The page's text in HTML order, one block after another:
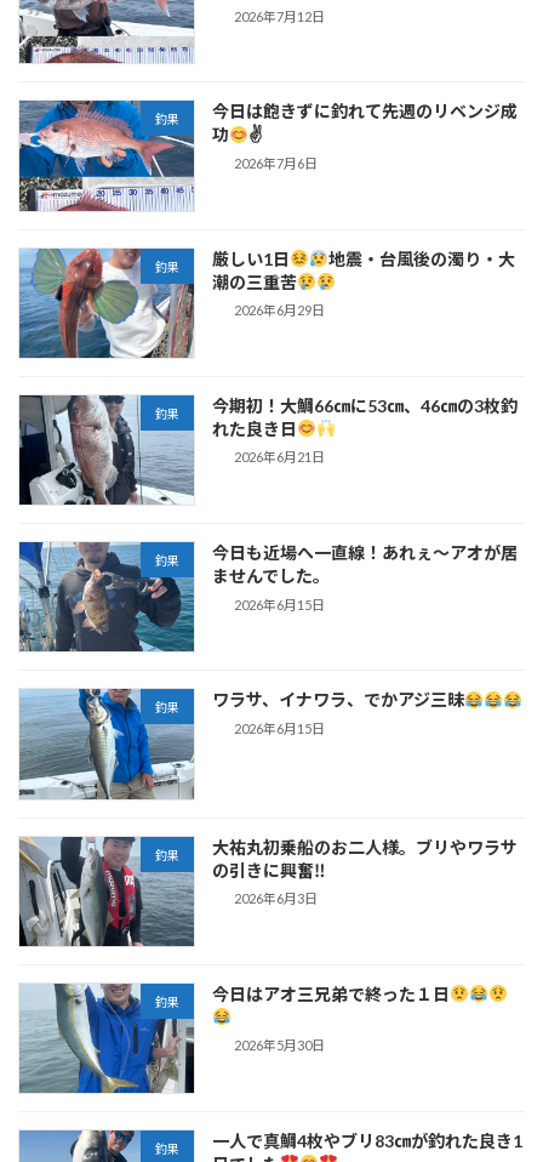
2026年7月12日
釣果
今日は飽きずに釣れて先週のリベンジ成
功
✌
2026年7月6日
釣果 厳しい1日
地震・台風後の濁り・大
潮の三重苦
2026年6月29日
釣果
今期初！大鯛66㎝に53㎝、46㎝の3枚釣
れた良き日
2026年6月21日
釣果
今日も近場へ一直線！あれぇ～アオが居
ませんでした。
2026年6月15日
釣果 ワラサ、イナワラ、でかアジ三昧
2026年6月15日
釣果
大祐丸初乗船のお二人様。ブリやワラサ
の引きに興奮‼
2026年6月3日
釣果 今日はアオ三兄弟で終った１日
2026年5月30日
釣果
一人で真鯛4枚やブリ83㎝が釣れた良き1